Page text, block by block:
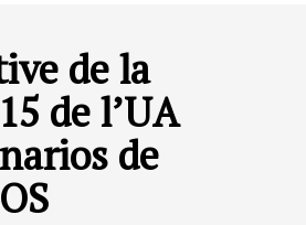
de la
de l’UA
de